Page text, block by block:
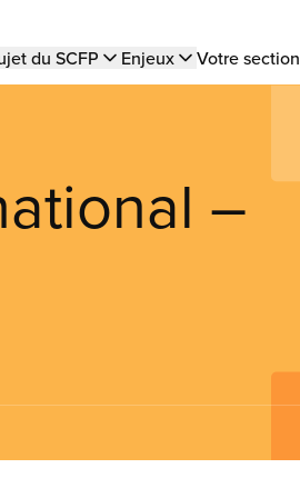
du SCFP Enjeux Votre
–